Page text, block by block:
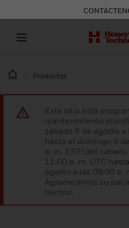
Productos
Este sitio está
mantenimiento
sábado 8 de agosto
hasta el domingo 9
a. m. EST (del
11:00 p. m. UTC
agosto a las 09:00 a.
Agradecemos su
tiempo.